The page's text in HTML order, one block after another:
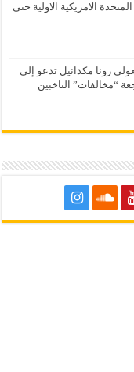
٢٠٢٠ الولايات المتحدة الامريكية الاولية حتى
رونا مكدانيل تدعو إلى
“مخالفات” الناخبين